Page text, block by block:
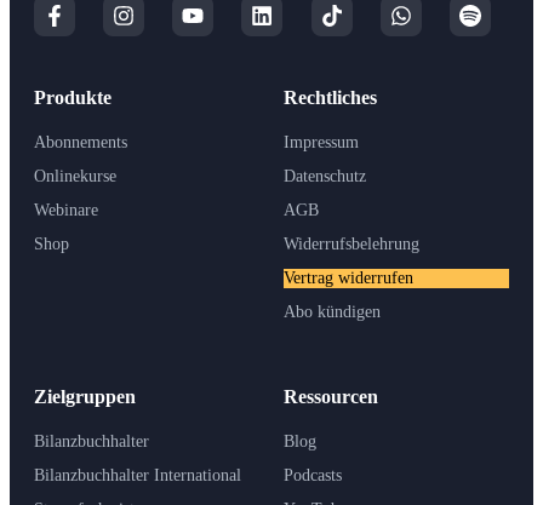
Produkte
Abonnements
Onlinekurse
Webinare
Shop
Zielgruppen
Bilanzbuchhalter
Bilanzbuchhalter International
Ressourcen
Blog
Podcasts
Rechtliches
Impressum
Datenschutz
AGB
Widerrufsbelehrung
Vertrag widerrufen
Abo kündigen